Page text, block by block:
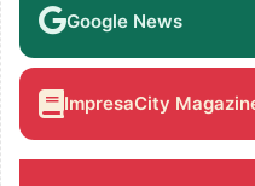
Google News
ImpresaCity